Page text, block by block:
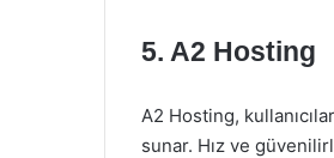
5. A2 Hosting
A2 Hosting,
sunar. Hız ve